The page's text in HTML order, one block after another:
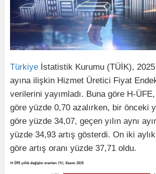
Türkiye İstatistik Kurumu (TÜİK), 2025
ayına ilişkin Hizmet Üretici Fiyat
verilerini yayımladı. Buna göre H-
göre yüzde 0,70 azalırken, bir önceki
göre yüzde 34,07, geçen yılın aynı
yüzde 34,93 artış gösterdi. On iki
göre artış oranı yüzde 37,71 oldu.